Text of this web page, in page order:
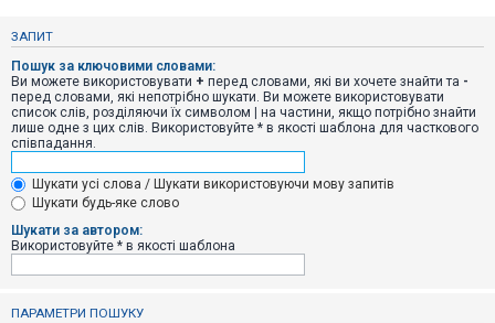
с
р
а
ц
і
я
Т
е
м
и
б
і
ЗАПИТ
Пошук за ключовими словами:
Ви можете використовувати + перед словами, які ви хочете знайти та -
перед словами, які непотрібно шукати. Ви можете використовувати
список слів, розділяючи їх символом | на частини, якщо потрібно знайти
лише одне з цих слів. Використовуйте * в якості шаблона для часткового
співпадання.
Шукати усі слова / Шукати використовуючи мову запитів
Шукати будь-яке слово
Шукати за автором:
Використовуйте * в якості шаблона
ПАРАМЕТРИ ПОШУКУ